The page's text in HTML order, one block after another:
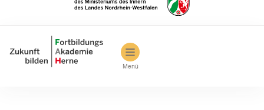
Main navigation
Menü